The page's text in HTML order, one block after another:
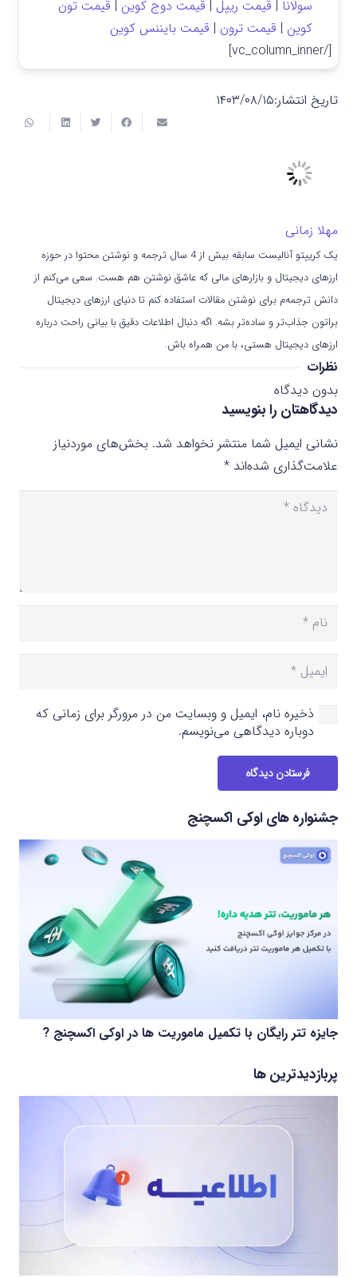
سولانا | قیمت ریپل | قیمت دوج کوین | قیمت تون
کوین | قیمت ترون | قیمت بایننس کوین
[/vc_column_inner]
تاریخ انتشار:۱۴۰۳/۰۸/۱۵
مهلا زمانی
یک کریپتو آنالیست سابقه بیش از 4 سال ترجمه و نوشتن محتوا در حوزه
ارزهای دیجیتال و بازارهای مالی که عاشق نوشتن هم هست. سعی می‌کنم از
دانش ترجمه‌م برای نوشتن مقالات استفاده کنم تا دنیای ارزهای دیجیتال
براتون جذاب‌تر و ساده‌تر بشه. اگه دنبال اطلاعات دقیق با بیانی راحت درباره
ارزهای دیجیتال هستی، با من همراه باش.
نظرات
بدون دیدگاه
دیدگاهتان را بنویسید
نشانی ایمیل شما منتشر نخواهد شد. بخش‌های موردنیاز
علامت‌گذاری شده‌اند *
ذخیره نام، ایمیل و وبسایت من در مرورگر برای زمانی که
دوباره دیدگاهی می‌نویسم.
فرستادن دیدگاه
جشنواره های اوکی اکسچنج
جایزه تتر رایگان با تکمیل ماموریت ها در اوکی اکسچنج ?
پربازدیدترین ها